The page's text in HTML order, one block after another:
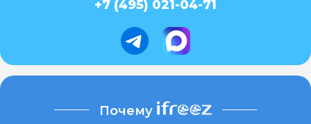
+7 (495) 021-04-71
Почему